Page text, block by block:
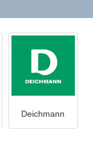
Deichmann